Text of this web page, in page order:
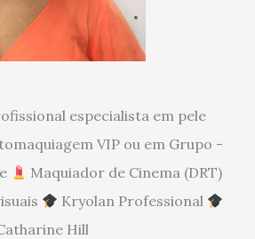
especialista em pele
VIP ou em Grupo -
Maquiador de Cinema (DRT)
Kryolan Professional
Hill